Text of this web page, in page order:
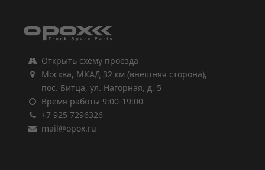
Открыть схему проезда
Москва, МКАД 32 км (внешняя сторона),
пос. Битца, ул. Нагорная, д. 5
Время работы 9:00-19:00
+7 925 7296326
mail@opox.ru